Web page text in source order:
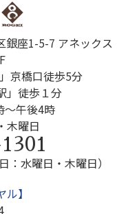
銀座1-5-7 アネックス
京橋口徒歩5分
」徒歩１分
～午後4時
木曜日
：水曜日・木曜日）
】